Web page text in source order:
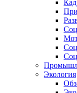
Экология